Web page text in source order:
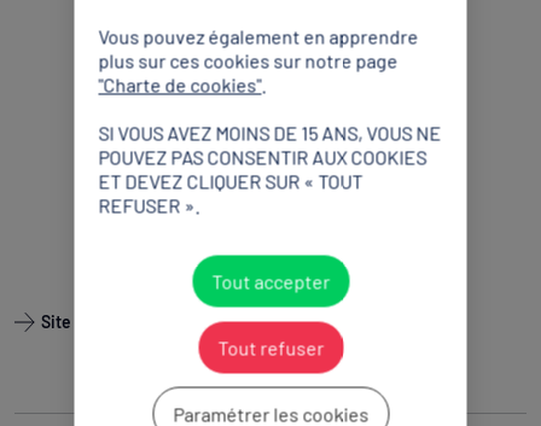
Site internet
Vous pouvez également en apprendre
plus sur ces cookies sur notre page
"Charte de cookies".
SI VOUS AVEZ MOINS DE 15 ANS, VOUS NE
POUVEZ PAS CONSENTIR AUX COOKIES
ET DEVEZ CLIQUER SUR « TOUT
REFUSER ».
Tout accepter
Tout refuser
Paramétrer les cookies